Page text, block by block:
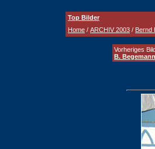
Top Bilder
Home / ARCHIV 2003 / Bernd
Vorheriges
B.